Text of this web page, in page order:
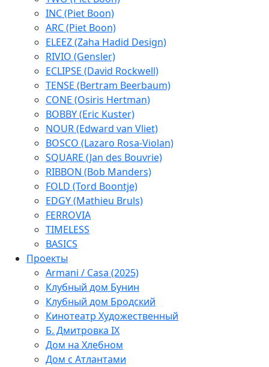
INC (Piet Boon)
ARC (Piet Boon)
ELEEZ (Zaha Hadid Design)
RIVIO (Gensler)
ECLIPSE (David Rockwell)
TENSE (Bertram Beerbaum)
CONE (Osiris Hertman)
BOBBY (Eric Kuster)
NOUR (Edward van Vliet)
BOSCO (Lazaro Rosa-Violan)
SQUARE (Jan des Bouvrie)
RIBBON (Bob Manders)
FOLD (Tord Boontje)
EDGY (Mathieu Bruls)
FERROVIA
TIMELESS
BASICS
Проекты
Armani / Casa (2025)
Клубный дом Бунин
Клубный дом Бродский
Кинотеатр Художественный
Б. Дмитровка IX
Дом на Хлебном
Дом с Атлантами